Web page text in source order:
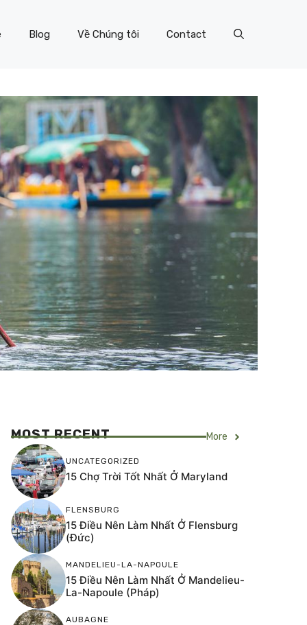
Blog Về Chúng tôi Contact
MOST RECENT More
UNCATEGORIZED
15 Chợ Trời Tốt Nhất Ở Maryland
FLENSBURG
15 Điều Nên Làm Nhất Ở Flensburg
(Đức)
MANDELIEU-LA-NAPOULE
15 Điều Nên Làm Nhất Ở Mandelieu-
La-Napoule (Pháp)
AUBAGNE